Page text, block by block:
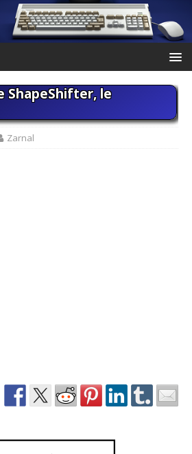
ShapeShifter, le
Zarnal